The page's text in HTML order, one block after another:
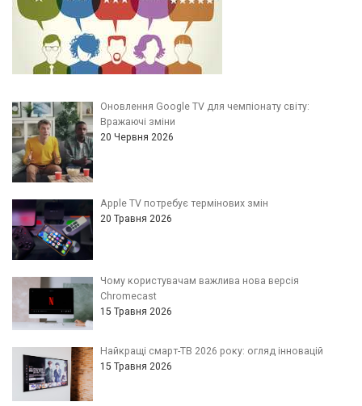
Оновлення Google TV для чемпіонату світу:
Вражаючі зміни
20 Червня 2026
Apple TV потребує термінових змін
20 Травня 2026
Чому користувачам важлива нова версія
Chromecast
15 Травня 2026
Найкращі смарт-ТВ 2026 року: огляд інновацій
15 Травня 2026